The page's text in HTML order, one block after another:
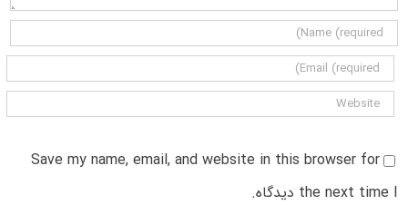
Save my name, email, and website in this browser for
the next time I دیدگاه.